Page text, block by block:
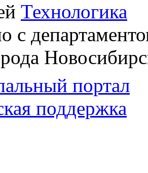
Технологика
с
портал
поддержка